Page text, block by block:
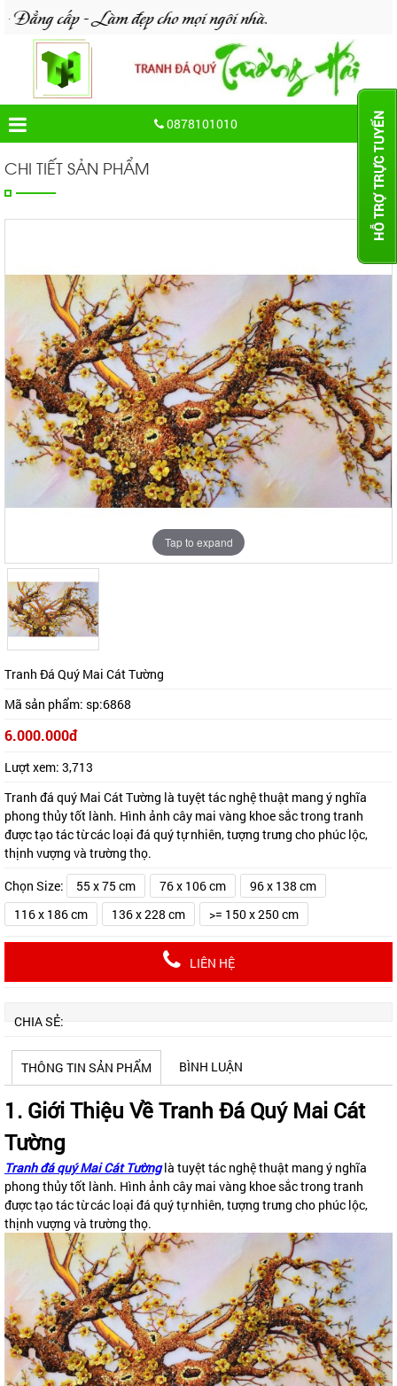
đẹp cho mọi ngôi nhà.
0878101010
CHI TIẾT SẢN PHẨM
Tap to expand
Tap to expand
Tranh Đá Quý Mai Cát Tường
Mã sản phẩm: sp:6868
6.000.000đ
Lượt xem: 3,713
Tranh đá quý Mai Cát Tường là tuyệt tác nghệ thuật mang ý nghĩa
phong thủy tốt lành. Hình ảnh cây mai vàng khoe sắc trong tranh
được tạo tác từ các loại đá quý tự nhiên, tượng trưng cho phúc lộc,
thịnh vượng và trường thọ.
Chọn Size:
55 x 75 cm 76 x 106 cm
96 x 138 cm
116 x 186 cm
136 x 228 cm >= 150 x 250 cm
LIÊN HỆ
CHIA SẺ:
THÔNG TIN SẢN PHẨM BÌNH LUẬN
1. Giới Thiệu Về Tranh Đá Quý Mai Cát
Tường
Tranh đá quý Mai Cát Tườnglà tuyệt tác nghệ thuật mang ý nghĩa
phong thủy tốt lành. Hình ảnh cây mai vàng khoe sắc trong tranh
được tạo tác từ các loại đá quý tự nhiên, tượng trưng cho phúc lộc,
thịnh vượng và trường thọ.